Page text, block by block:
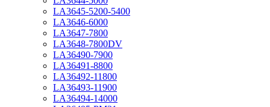
LA3645-5200-5400
LA3646-6000
LA3647-7800
LA3648-7800DV
LA36490-7900
LA36491-8800
LA36492-11800
LA36493-11900
LA36494-14000